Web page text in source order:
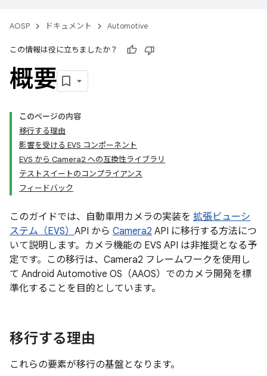
AOSP ドキュメント Automotive
この情報は役に立ちましたか？
概要
このページの内容
移行する理由
影響を受ける EVS コンポーネント
EVS から Camera2 への互換性ライブラリ
テストスイートのコンプライアンス
フィードバック
このガイドでは、自動車用カメラの実装を 拡張ビューシ
ステム（EVS） API から Camera2 API に移行する方法につ
いて説明します。カメラ機能の EVS API は非推奨となる予
定です。この移行は、Camera2 フレームワークを使用し
て Android Automotive OS（AAOS）でのカメラ開発を標
準化することを目的としています。
移行する理由
これらの要素が移行の基盤となります。